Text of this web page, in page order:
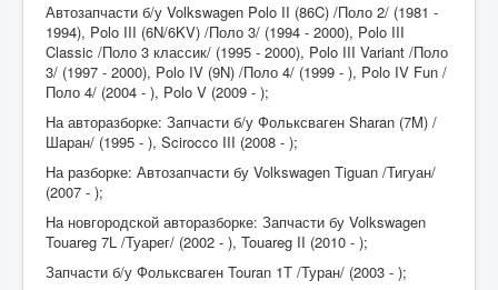
Автозапчасти б/у Volkswagen Polo II (86C) /Поло 2/ (1981 -
1994), Polo III (6N/6KV) /Поло 3/ (1994 - 2000), Polo III
Classic /Поло 3 классик/ (1995 - 2000), Polo III Variant /Поло
3/ (1997 - 2000), Polo IV (9N) /Поло 4/ (1999 - ), Polo IV Fun /
Поло 4/ (2004 - ), Polo V (2009 - );
На авторазборке: Запчасти б/у Фольксваген Sharan (7M) /
Шаран/ (1995 - ), Scirocco III (2008 - );
На разборке: Автозапчасти бу Volkswagen Tiguan /Тигуан/
(2007 - );
На новгородской авторазборке: Запчасти бу Volkswagen
Touareg 7L /Туарег/ (2002 - ), Touareg II (2010 - );
Запчасти б/у Фольксваген Touran 1T /Туран/ (2003 - );